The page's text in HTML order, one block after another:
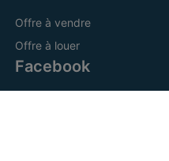
Offre à vendre
Offre à louer
Facebook